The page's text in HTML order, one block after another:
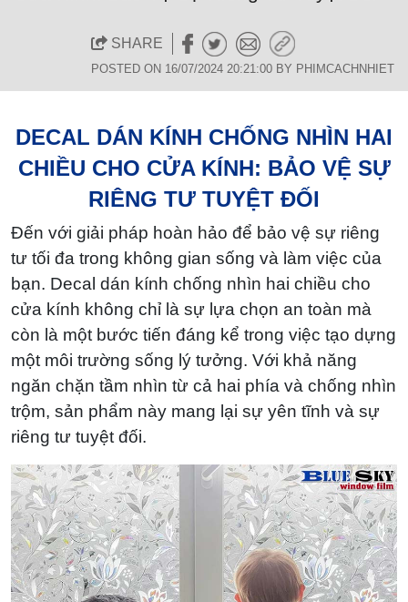
SHARE
POSTED ON 16/07/2024 20:21:00 BY PHIMCACHNHIET
DECAL DÁN KÍNH CHỐNG NHÌN HAI
CHIỀU CHO CỬA KÍNH: BẢO VỆ SỰ
RIÊNG TƯ TUYỆT ĐỐI
Đến với giải pháp hoàn hảo để bảo vệ sự riêng
tư tối đa trong không gian sống và làm việc của
bạn. Decal dán kính chống nhìn hai chiều cho
cửa kính không chỉ là sự lựa chọn an toàn mà
còn là một bước tiến đáng kể trong việc tạo dựng
một môi trường sống lý tưởng. Với khả năng
ngăn chặn tầm nhìn từ cả hai phía và chống nhìn
trộm, sản phẩm này mang lại sự yên tĩnh và sự
riêng tư tuyệt đối.